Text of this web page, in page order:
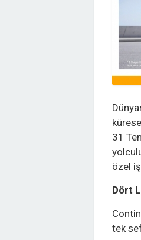
31
özel
Dört
tek